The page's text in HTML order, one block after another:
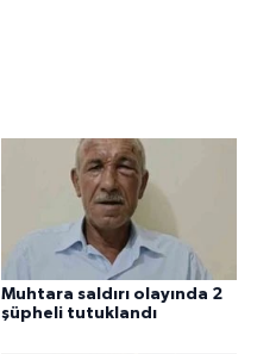
Muhtara saldırı olayında 2
şüpheli tutuklandı